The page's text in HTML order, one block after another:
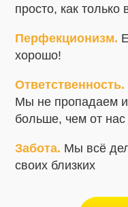
просто, как
Перфекционизм.
хорошо!
Ответственность.
Мы не пропадаем и
больше, чем от
Забота. Мы всё
своих близких